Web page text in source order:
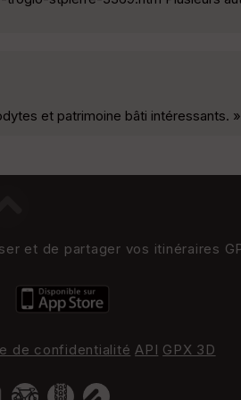
et patrimoine bâti intéressants. »
et de partager vos itinéraires
de confidentialité API GPX 3D